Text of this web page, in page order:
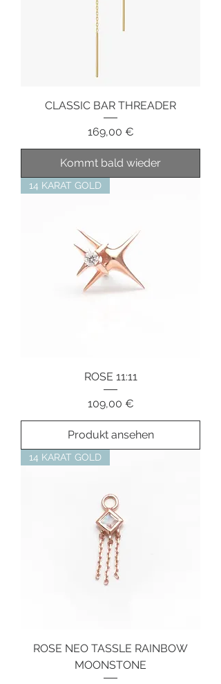
CLASSIC BAR THREADER
Preis
169,00 €
Kommt bald wieder
14 KARAT GOLD
ROSE 11:11
Preis
109,00 €
Produkt ansehen
14 KARAT GOLD
ROSE NEO TASSLE RAINBOW
MOONSTONE